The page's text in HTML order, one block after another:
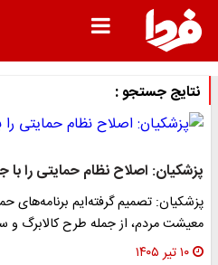
نتایج جستجو :
پزشکیان: اصلاح نظام حمایتی را
پزشکیان: تصمیم گرفته‌ایم برنامه‌های
معیشت مردم، از جمله طرح کالابرگ و
۱۰ تیر ۱۴۰۵